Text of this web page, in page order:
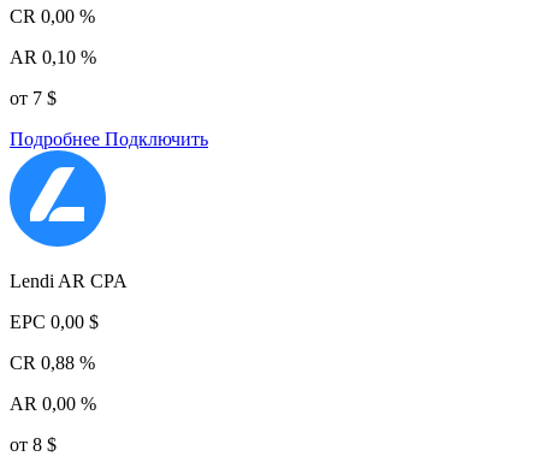
CR 0,00 %
AR 0,10 %
от 7 $
Подробнее Подключить
Lendi AR CPA
EPC 0,00 $
CR 0,88 %
AR 0,00 %
от 8 $